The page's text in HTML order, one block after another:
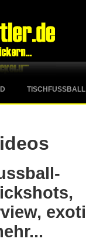
TISCHFUSSBALL